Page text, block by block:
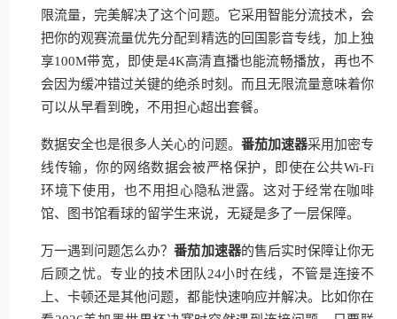
限流量，完美解决了这个问题。它采用智能分流技术，会
把你的观赛流量优先分配到精选的回国影音专线，加上独
享100M带宽，即使是4K高清直播也能流畅播放，再也不
会因为缓冲错过关键的绝杀时刻。而且无限流量意味着你
可以从早看到晚，不用担心超出套餐。
数据安全也是很多人关心的问题。 番茄加速器采用加密专
线传输，你的网络数据会被严格保护，即使在公共Wi-Fi
环境下使用，也不用担心隐私泄露。这对于经常在咖啡
馆、图书馆看球的留学生来说，无疑是多了一层保障。
万一遇到问题怎么办？番茄加速器的售后实时保障让你无
后顾之忧。专业的技术团队24小时在线，不管是连接不
上、卡顿还是其他问题，都能快速响应并解决。比如你在